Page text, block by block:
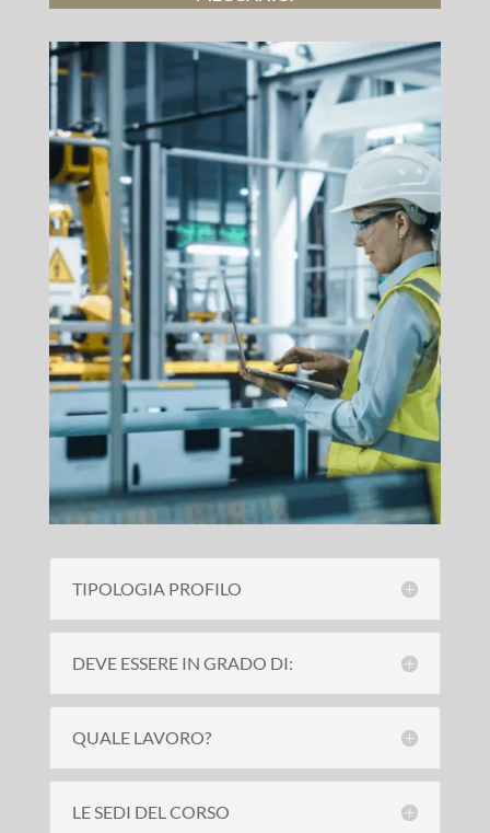
TIPOLOGIA PROFILO
DEVE ESSERE IN GRADO DI:
QUALE LAVORO?
LE SEDI DEL CORSO